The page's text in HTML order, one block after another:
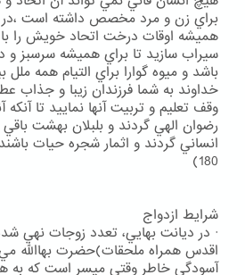
براي زن و مرد مخصص داشته است
هميشه اوقات درخت اتحاد خويش را
سيراب سازيد تا براي هميشه سرسبز و
باشد و ميوه گوارا براي التيام همه ملل
خداوند به شما فرزندان زيبا و جذاب
وقف تعليم و تربيت آنها نماييد تا آنكه
رضوان الهي گردند و بلبلان بهشت
انساني گردند و اثمار شجره حيات
180)
شرايط ازدواج
اقدس همراه ملحقات)حضرت بهاالله
آسودگي خاطر وقتي ميسر است كه به